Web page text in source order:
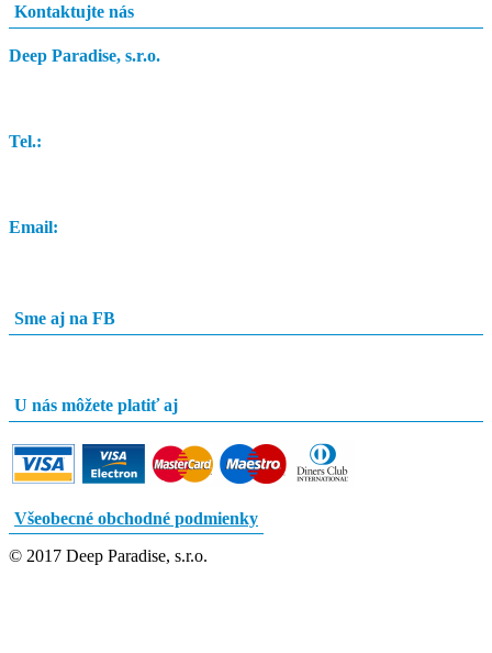
Kontaktujte nás
Deep Paradise, s.r.o.
Tel.:
Email:
Sme aj na FB
U nás môžete platiť aj
Všeobecné obchodné podmienky
© 2017 Deep Paradise, s.r.o.